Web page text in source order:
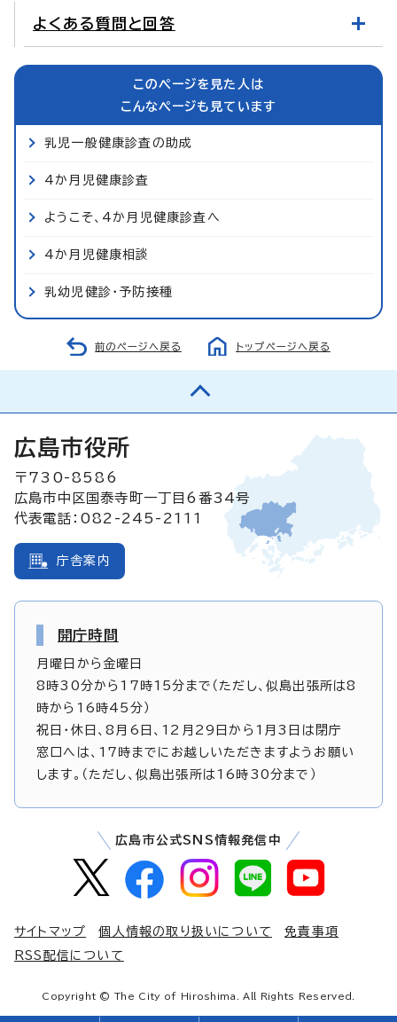
よくある質問と回答
このページを見た人は
こんなページも見ています
乳児一般健康診査の助成
4か月児健康診査
ようこそ、4か月児健康診査へ
4か月児健康相談
乳幼児健診・予防接種
前のページへ戻る トップページへ戻る
広島市役所
〒730-8586
広島市中区国泰寺町一丁目6番34号
代表電話：082-245-2111
庁舎案内
開庁時間
月曜日から金曜日
8時30分から17時15分まで（ただし、似島出張所は8
時から16時45分）
祝日・休日、8月6日、12月29日から1月3日は閉庁
窓口へは、17時までにお越しいただきますようお願い
します。（ただし、似島出張所は16時30分まで）
広島市公式SNS情報発信中
サイトマップ 個人情報の取り扱いについて
免責事項
RSS配信について
Copyright © The City of Hiroshima. All Rights Reserved.